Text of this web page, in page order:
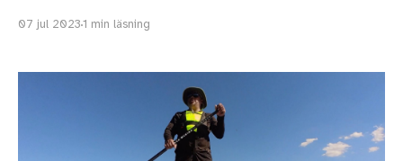
paddling då! Event i Stockholm I Stockholmstrakten är vi
07 jul 20231 min läsning